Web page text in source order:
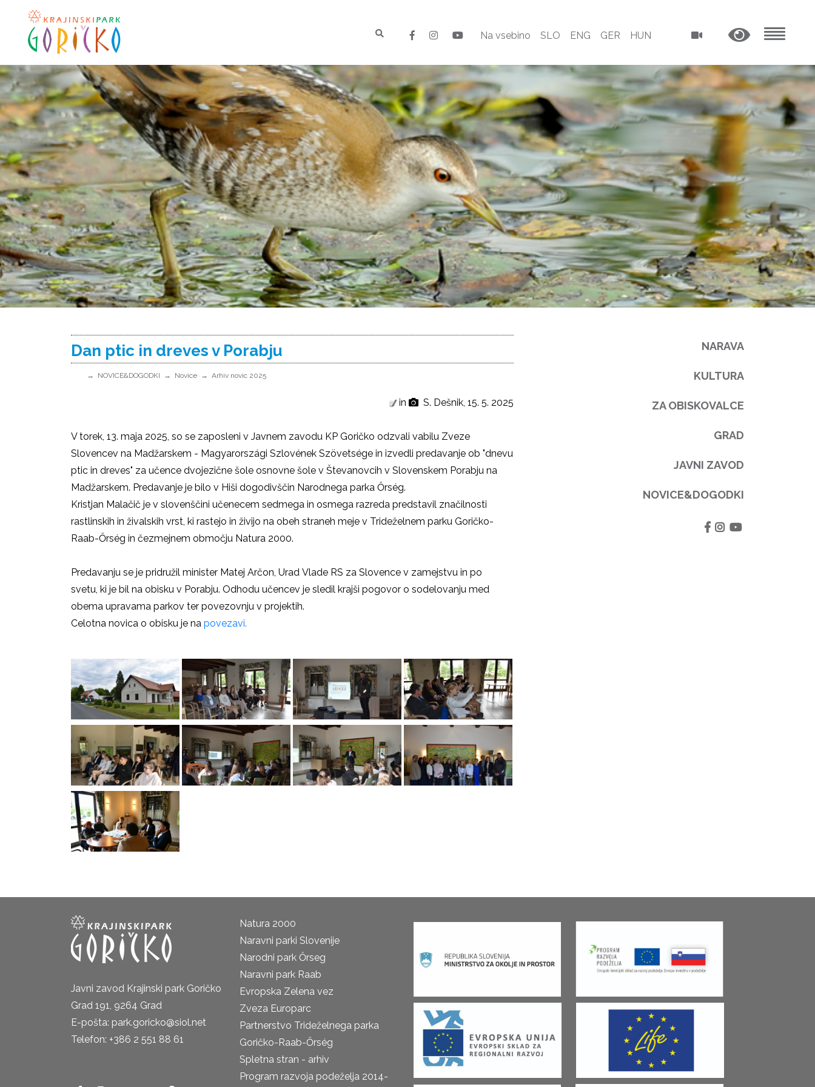
Na vsebino SLO ENG GER HUN
Dan ptic in dreves v Porabju
NOVICE&DOGODKI Novice Arhiv novic 2025
in S. Dešnik, 15. 5. 2025
V torek, 13. maja 2025, so se zaposleni v Javnem zavodu KP Goričko odzvali vabilu Zveze
Slovencev na Madžarskem - Magyarországi Szlovének Szövetsége in izvedli predavanje ob "dnevu
ptic in dreves" za učence dvojezične šole osnovne šole v Števanovcih v Slovenskem Porabju na
Madžarskem. Predavanje je bilo v Hiši dogodivščin Narodnega parka Őrség.
Kristjan Malačič je v slovenščini učenecem sedmega in osmega razreda predstavil značilnosti
rastlinskih in živalskih vrst, ki rastejo in živijo na obeh straneh meje v Trideželnem parku Goričko-
Raab-Őrség in čezmejnem območju Natura 2000.
Predavanju se je pridružil minister Matej Arčon, Urad Vlade RS za Slovence v zamejstvu in po
svetu, ki je bil na obisku v Porabju. Odhodu učencev je sledil krajši pogovor o sodelovanju med
obema upravama parkov ter povezovnju v projektih.
Celotna novica o obisku je na povezavi.
NARAVA
KULTURA
ZA OBISKOVALCE
GRAD
JAVNI ZAVOD
NOVICE&DOGODKI
Javni zavod Krajinski park Goričko
Grad 191, 9264 Grad
E-pošta: park.goricko@siol.net
Telefon: +386 2 551 88 61
Natura 2000
Naravni parki Slovenije
Narodni park Őrseg
Naravni park Raab
Evropska Zelena vez
Zveza Europarc
Partnerstvo Trideželnega parka
Goričko-Raab-Őrség
Spletna stran - arhiv
Program razvoja podeželja 2014-